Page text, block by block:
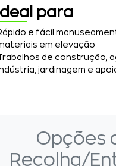
Ideal para
e fácil
em elevação
de construção,
jardinagem e
Opções
Recolha/